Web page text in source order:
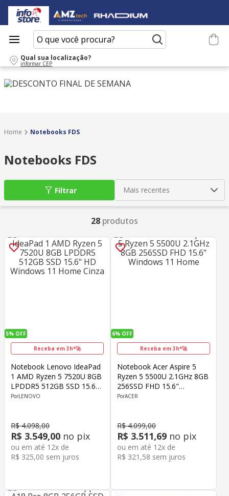
O que você procura?
Qual sua localização?
informar CEP
Notebooks FDS
Notebooks FDS
Mais recentes
Filtrar
28 produtos
5% OFF
Receba em 3h*🚀
Notebook Lenovo IdeaPad
1 AMD Ryzen 5 7520U 8GB
LPDDR5 512GB SSD 15.6"
HD Windows 11 Home
LENOVO
R$ 4.098,00
R$ 3.549,00 no pix
ou em até 12x de
R$ 325,00 sem juros
6% OFF
Receba em 3h*🚀
Notebook Acer Aspire 5
Ryzen 5 5500U 2.1GHz 8GB
256SSD FHD 15.6"
Windows 11 Home
ACER
R$ 4.099,00
R$ 3.511,69 no pix
ou em até 12x de
R$ 321 ,58 sem juros